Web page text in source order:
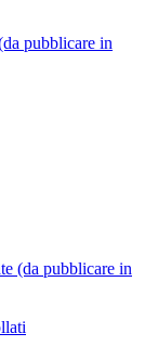
pubblicare in
(da pubblicare in